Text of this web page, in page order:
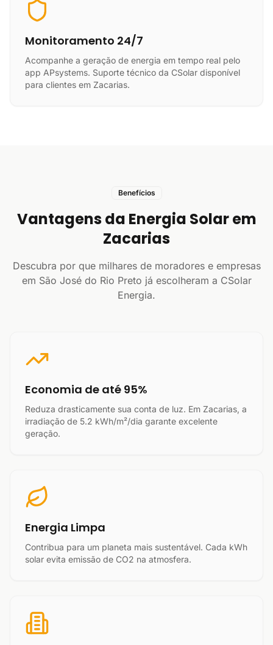
Monitoramento 24/7
Acompanhe a geração de energia em tempo real pelo
app APsystems. Suporte técnico da CSolar disponível
para clientes em Zacarias.
Benefícios
Vantagens da Energia Solar em
Zacarias
Descubra por que milhares de moradores e empresas
em São José do Rio Preto já escolheram a CSolar
Energia.
Economia de até 95%
Reduza drasticamente sua conta de luz. Em Zacarias, a
irradiação de 5.2 kWh/m²/dia garante excelente
geração.
Energia Limpa
Contribua para um planeta mais sustentável. Cada kWh
solar evita emissão de CO2 na atmosfera.